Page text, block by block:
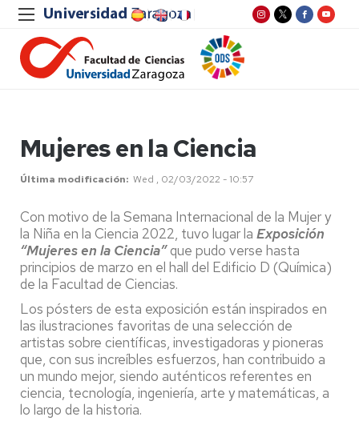
Mujeres en la Ciencia
Última modificación Wed , 02/03/2022 - 10:57
Con motivo de la Semana Internacional de la Mujer y
la Niña en la Ciencia 2022, tuvo lugar la Exposición
“Mujeres en la Ciencia”que pudo verse hasta
principios de marzo en el hall del Edificio D (Química)
de la Facultad de Ciencias.
Los pósters de esta exposición están inspirados en
las ilustraciones favoritas de una selección de
artistas sobre científicas, investigadoras y pioneras
que, con sus increíbles esfuerzos, han contribuido a
un mundo mejor, siendo auténticos referentes en
ciencia, tecnología, ingeniería, arte y matemáticas, a
lo largo de la historia.